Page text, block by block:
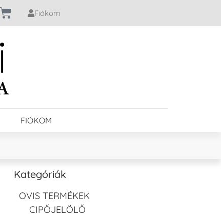
Fiókom
FIÓKOM
Kategóriák
OVIS TERMÉKEK
CIPŐJELÖLŐ